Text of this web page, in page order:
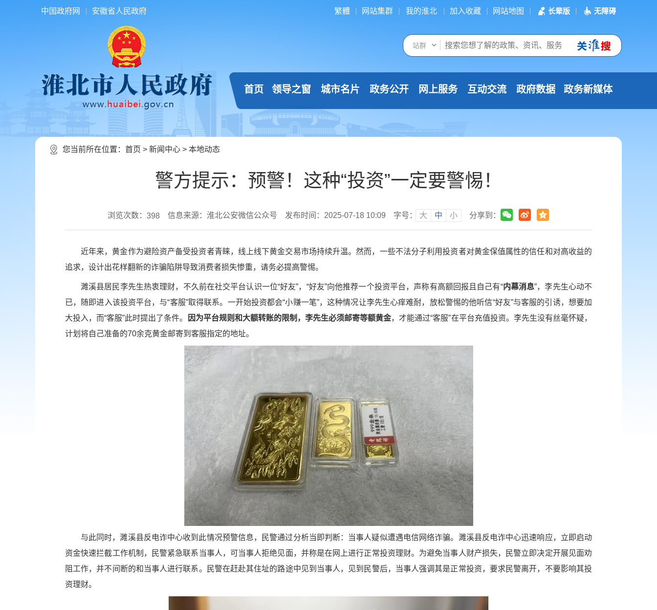
中国政府网 安徽省人民政府 繁體 网站集群 我的淮北 加入收藏 网站地图 长辈版 无障碍
首页 领导之窗 城市名片 政务公开 网上服务 互动交流 政府数据 政务新媒体
您当前所在位置： 首页 > 新闻中心 > 本地动态
警方提示：预警！这种“投资”一定要警惕！
浏览次数： 398 信息来源：淮北公安微信公众号 发布时间：2025-07-18 10:09 字号： 大 中 小 分享到：
近年来，黄金作为避险资产备受投资者青睐，线上线下黄金交易市场持续升温。然而，一些不法分子利用投资者对黄金保值属性的信任和对高收益的
追求，设计出花样翻新的诈骗陷阱导致消费者损失惨重，请务必提高警惕。
濉溪县居民李先生热衷理财，不久前在社交平台认识一位“好友”，“好友”向他推荐一个投资平台，声称有高额回报且自己有“内幕消息”，李先生心动不
已，随即进入该投资平台，与“客服”取得联系。一开始投资都会“小赚一笔”，这种情况让李先生心痒难耐，放松警惕的他听信“好友”与客服的引诱，想要加
大投入，而“客服”此时提出了条件。
因为平台规则和大额转账的限制，李先生必须邮寄等额黄金，才能通过“客服”在平台充值投资。李先生没有丝毫怀疑，
计划将自己准备的70余克黄金邮寄到客服指定的地址。
与此同时，濉溪县反电诈中心收到此情况预警信息，民警通过分析当即判断：当事人疑似遭遇电信网络诈骗。濉溪县反电诈中心迅速响应，立即启动
资金快速拦截工作机制，民警紧急联系当事人，可当事人拒绝见面，并称是在网上进行正常投资理财。为避免当事人财产损失，民警立即决定开展见面劝
阻工作，并不间断的和当事人进行联系。民警在赶赴其住址的路途中见到当事人，见到民警后，当事人强调其是正常投资，要求民警离开，不要影响其投
资理财。